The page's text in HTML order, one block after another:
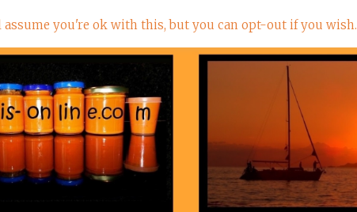
you're ok with this, but you can opt-out if you wish.